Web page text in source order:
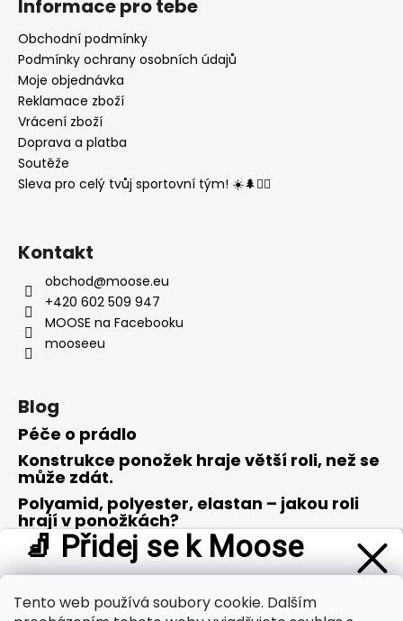
Tento web používá soubory cookie. Dalším
Informace pro tebe
Obchodní podmínky
Podmínky ochrany osobních údajů
Moje objednávka
Reklamace zboží
Vrácení zboží
Doprava a platba
Soutěže
Sleva pro celý tvůj sportovní tým! ☀️🌲🏃‍♂️
Kontakt
obchod@moose.eu
+420 602 509 947
MOOSE na Facebooku
mooseeu
Blog
Péče o prádlo
Konstrukce ponožek hraje větší roli, než se
může zdát.
Polyamid, polyester, elastan – jakou roli
hrají v ponožkách?
Merino vlna – opravdu zázrak přírody?
Přijímáme online platby
🧦 Přidej se k Moose
Buď první, kdo se dozví onovinkách a tipech z oblasti
outdooru. A jako poděkování od nás dostaneš
slevu 100 Kč
na svůj první nákup.